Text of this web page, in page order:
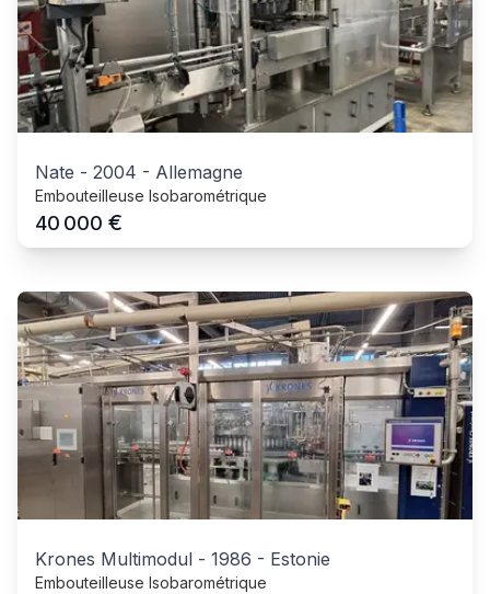
Nate - 2004 - Allemagne
Embouteilleuse Isobarométrique
40 000 €
Krones Multimodul - 1986 - Estonie
Embouteilleuse Isobarométrique